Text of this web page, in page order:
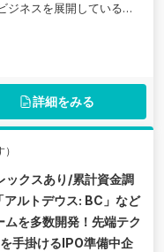
ジネスを展開しているベ
詳細をみる
ックスあり/累計資金調
ルトデウス: BC」など
を多数開発！先端テク
手掛けるIPO準備中企